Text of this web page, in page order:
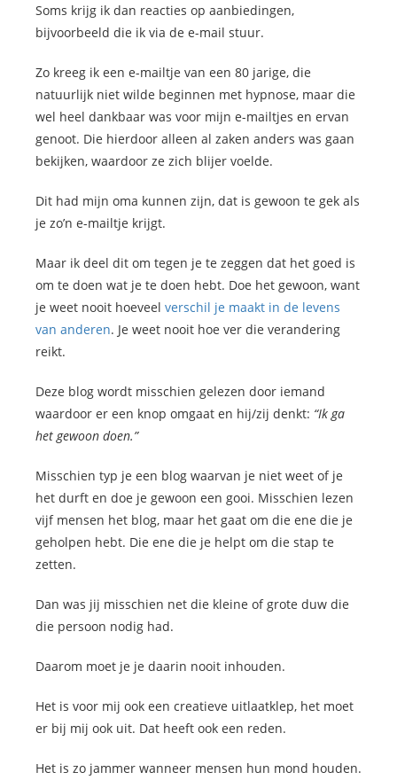
Soms krijg ik dan reacties op aanbiedingen,
bijvoorbeeld die ik via de e-mail stuur.
Zo kreeg ik een e-mailtje van een 80 jarige, die
natuurlijk niet wilde beginnen met hypnose, maar die
wel heel dankbaar was voor mijn e-mailtjes en ervan
genoot. Die hierdoor alleen al zaken anders was gaan
bekijken, waardoor ze zich blijer voelde.
Dit had mijn oma kunnen zijn, dat is gewoon te gek als
je zo’n e-mailtje krijgt.
Maar ik deel dit om tegen je te zeggen dat het goed is
om te doen wat je te doen hebt. Doe het gewoon, want
je weet nooit hoeveel verschil je maakt in de levens
van anderen. Je weet nooit hoe ver die verandering
reikt.
Deze blog wordt misschien gelezen door iemand
waardoor er een knop omgaat en hij/zij denkt: “Ik ga
het gewoon doen.”
Misschien typ je een blog waarvan je niet weet of je
het durft en doe je gewoon een gooi. Misschien lezen
vijf mensen het blog, maar het gaat om die ene die je
geholpen hebt. Die ene die je helpt om die stap te
zetten.
Dan was jij misschien net die kleine of grote duw die
die persoon nodig had.
Daarom moet je je daarin nooit inhouden.
Het is voor mij ook een creatieve uitlaatklep, het moet
er bij mij ook uit. Dat heeft ook een reden.
Het is zo jammer wanneer mensen hun mond houden.